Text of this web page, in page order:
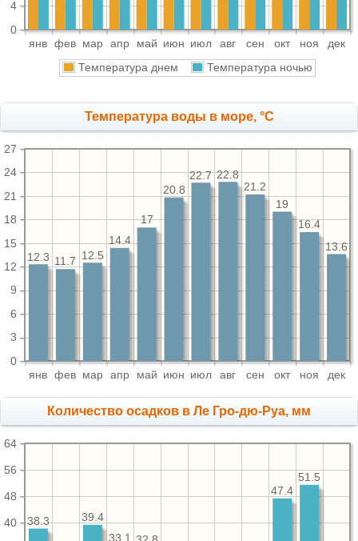
янв фев мар апр май июн июл авг сен окт ноя дек
0
4
Температура днем Температура ночью
Температура воды в море, °C
янв фев мар апр май июн июл авг сен окт ноя дек
0
3
6
9
12
15
18
21
24
27
13.6
16.4
19
21.2
22.8
22.7
20.8
17
14.4
12.5
11.7
12.3
Количество осадков в Ле Гро-дю-Руа, мм
40
48
56
64
51.5
47.4
33.1
39.4
38.3